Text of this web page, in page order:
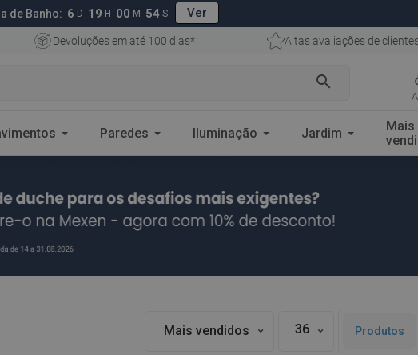
de Banho: 6 D 19 H 00 M 53 S Ver
Devoluções em até 100 dias* Altas avaliações de
search
Paredes Iluminação Jardim
Mais
Mais vendidos 36 Produtos